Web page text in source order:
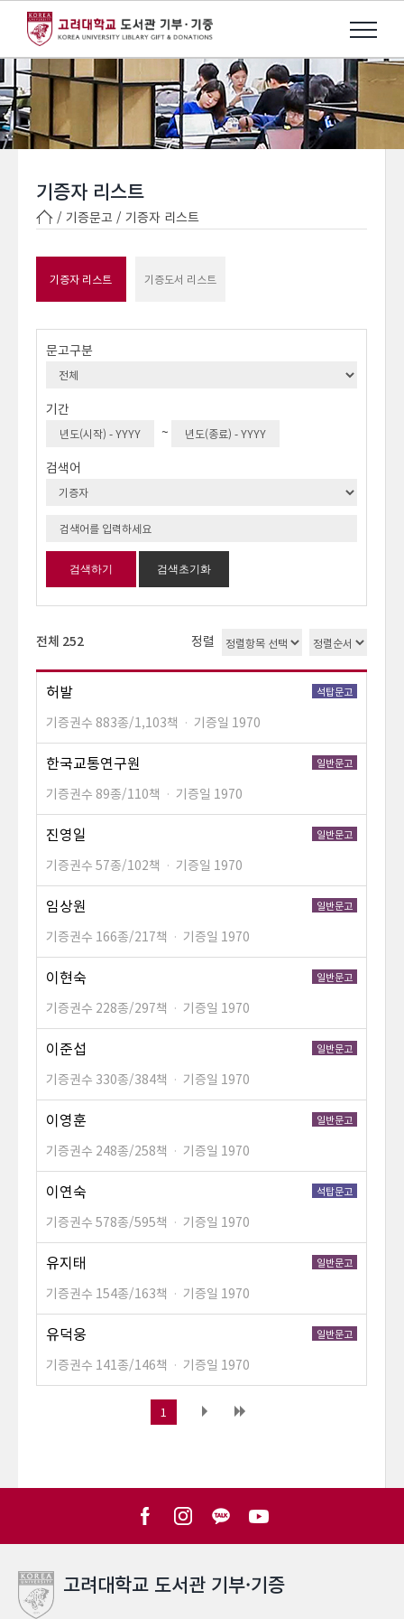
기증자 리스트
/ 기증문고 / 기증자 리스트
기증자 리스트 기증도서 리스트
문고구분
기간
~
검색어
검색하기 검색초기화
전체 252 정렬
허발 석탑문고
기증권수 883종/1,103책 · 기증일 1970
한국교통연구원 일반문고
기증권수 89종/110책 · 기증일 1970
진영일 일반문고
기증권수 57종/102책 · 기증일 1970
임상원 일반문고
기증권수 166종/217책 · 기증일 1970
이현숙 일반문고
기증권수 228종/297책 · 기증일 1970
이준섭 일반문고
기증권수 330종/384책 · 기증일 1970
이영훈 일반문고
기증권수 248종/258책 · 기증일 1970
이연숙 석탑문고
기증권수 578종/595책 · 기증일 1970
유지태 일반문고
기증권수 154종/163책 · 기증일 1970
유덕웅 일반문고
기증권수 141종/146책 · 기증일 1970
1
고려대학교 도서관 기부·기증